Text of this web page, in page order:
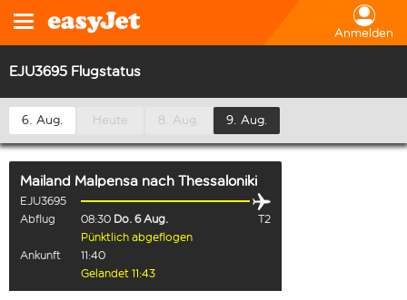
Anmelden
EJU3695 Flugstatus
6. Aug. Heute 8. Aug. 9. Aug.
Mailand Malpensa nach Thessaloniki
EJU3695
Abflug
08:30 Do. 6 Aug.
T2
Pünktlich abgeflogen
Ankunft
11:40
Gelandet 11:43